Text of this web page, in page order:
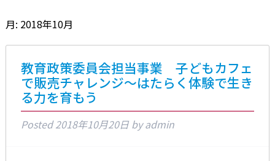
月: 2018年10月
教育政策委員会担当事業 子どもカフェ
で販売チャレンジ～はたらく体験で生き
る力を育もう
Posted2018年10月20日 by admin